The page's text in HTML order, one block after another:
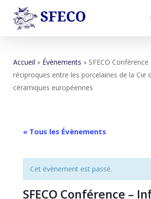
Accueil » Évènements » SFECO
réciproques entre les porcelaines de la Cie
céramiques européennes
« Tous les Évènements
Cet évènement est passé.
SFECO Conférence –